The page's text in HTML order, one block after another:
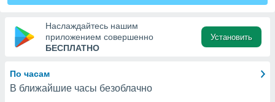
к этому
доступ
Наслаждайтесь нашим
приложением совершенно
БЕСПЛАТНО
Установить
По часам
В ближайшие часы безоблачно